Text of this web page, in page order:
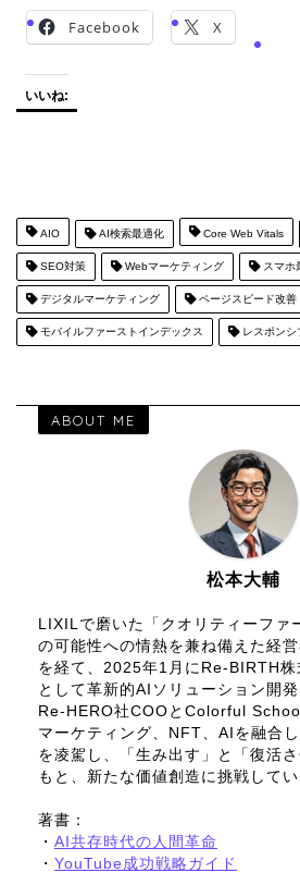
Facebook X
いいね:
AIO AI検索最適化 Core Web Vitals
SEO対策 Webマーケティング スマホ
デジタルマーケティング ページスピード改善
モバイルファーストインデックス レスポンシ
ABOUT ME
松本大輔
LIXILで磨いた「クオリティーファ
の可能性への情熱を兼ね備えた経
を経て、2025年1月にRe-BIRTH株
として革新的AIソリューション開発
Re-HERO社COOとColorful
マーケティング、NFT、AIを融合
を凌駕し、「生み出す」と「復活
もと、新たな価値創造に挑戦してい
著書：
・ AI共存時代の人間革命
・ YouTube成功戦略ガイド